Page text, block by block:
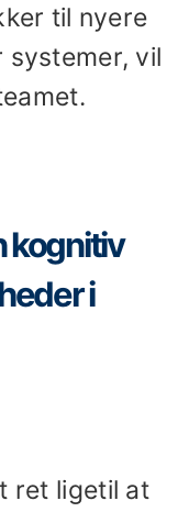
til nyere
vil
kognitiv
i
ret ligetil at